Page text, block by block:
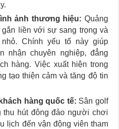
ảnh thương hiệu: Quảng
liền với sự sang trọng và
Chính yếu tố này giúp
nhận chuyên nghiệp, đẳng
hàng. Việc xuất hiện trong
tạo thiện cảm và tăng độ tin
hàng quốc tế: Sân golf
thu hút đông đảo người chơi
lịch đến vận động viên tham